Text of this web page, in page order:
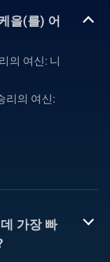
을(를) 어
의 여신: 니
리의 여신:
가장 빠